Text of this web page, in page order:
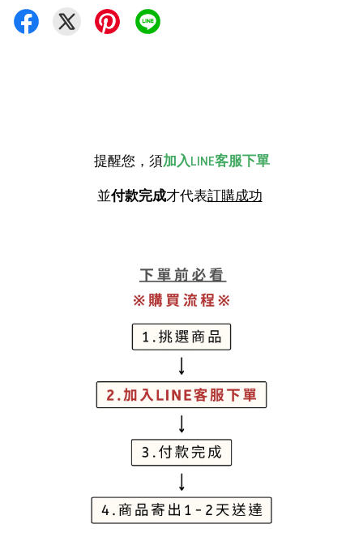
提醒您，須加入LINE客服下單
並付款完成才代表訂購成功